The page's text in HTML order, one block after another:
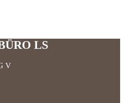
LS
V